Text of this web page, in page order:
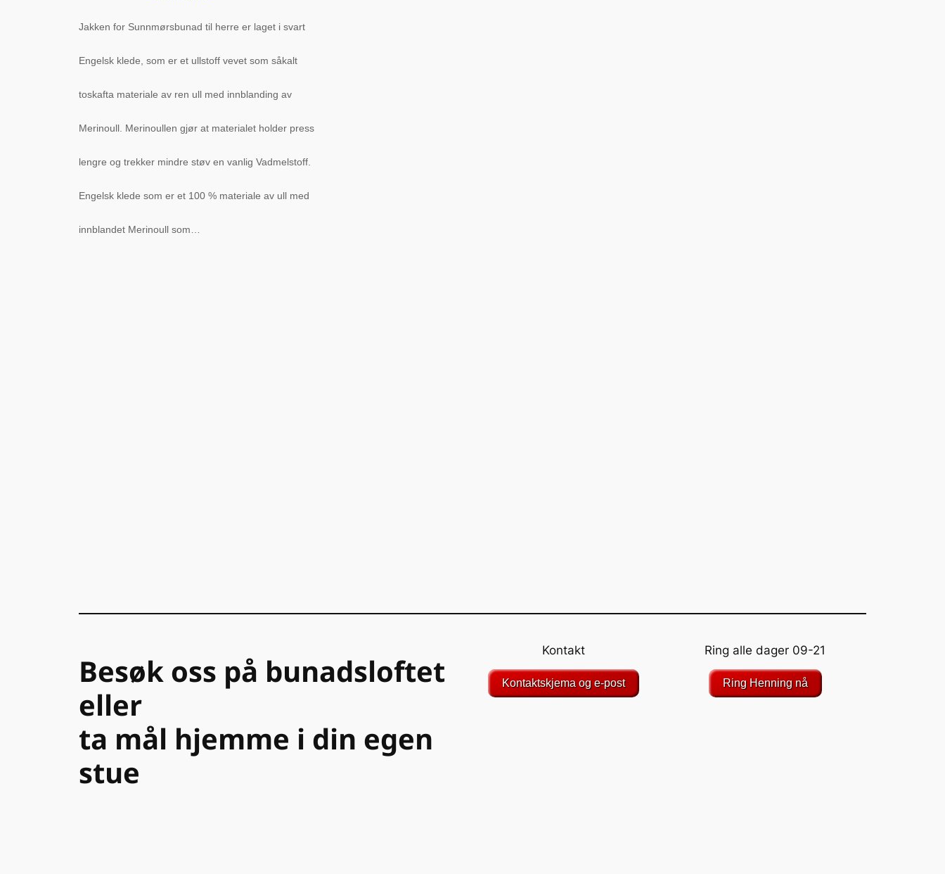
Jakken for Sunnmørsbunad til herre er laget i svart
Engelsk klede, som er et ullstoff vevet som såkalt
toskafta materiale av ren ull med innblanding av
Merinoull. Merinoullen gjør at materialet holder press
lengre og trekker mindre støv en vanlig Vadmelstoff.
Engelsk klede som er et 100 % materiale av ull med
innblandet Merinoull som…
Besøk oss på bunadsloftet
eller
ta mål hjemme i din egen
stue
Kontakt
Kontaktskjema og e-post
Ring alle dager 09-21
Ring Henning nå